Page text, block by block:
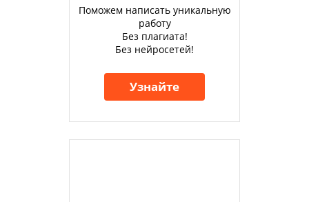
Поможем написать уникальную
работу
Без плагиата!
Без нейросетей!
Узнайте